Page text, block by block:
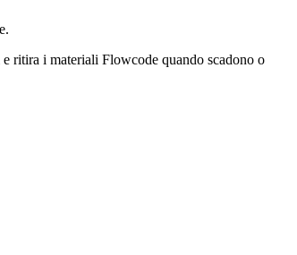
ritira i materiali Flowcode quando scadono o